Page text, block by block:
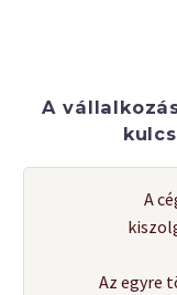
A
A
Az egyre